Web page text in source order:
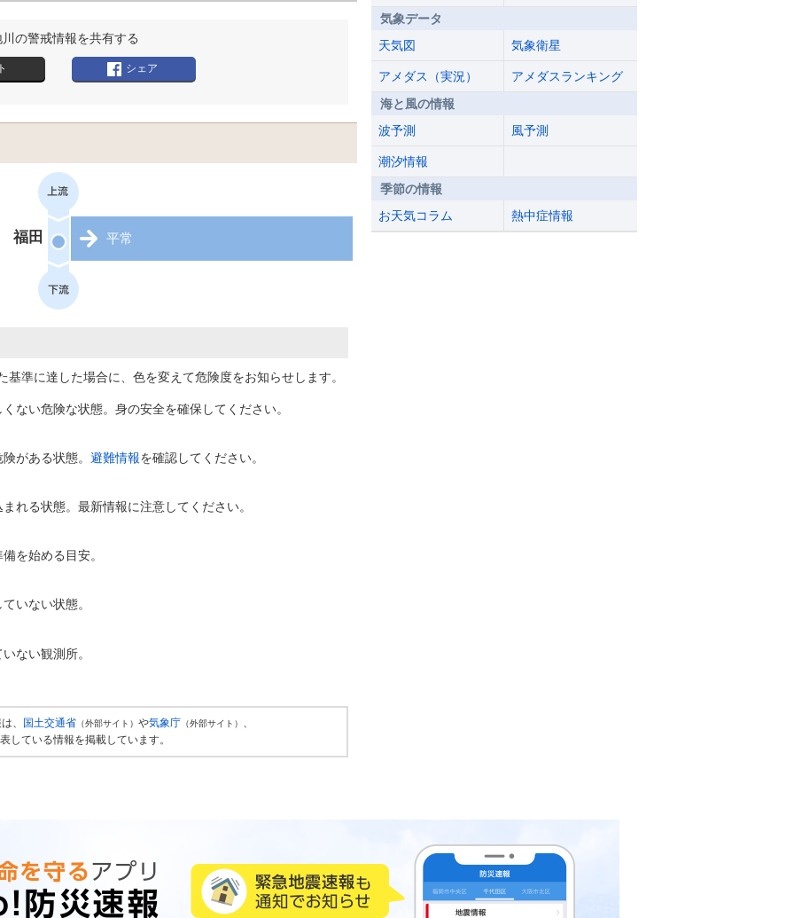
の警戒情報を共有する
シェア
福田 平常
準に達した場合に、色を変えて危険度をお知らせします。
ない危険な状態。身の安全を確保してください。
がある状態。 避難情報を確認してください。
れる状態。最新情報に注意してください。
を始める目安。
いない状態。
ない観測所。
、 国土交通省 （外部サイト） や気象庁 （外部サイト） 、
している情報を掲載しています。
気象データ
天気図
気象衛星
アメダス（実況）
アメダスランキング
海と風の情報
波予測
風予測
潮汐情報
季節の情報
お天気コラム
熱中症情報